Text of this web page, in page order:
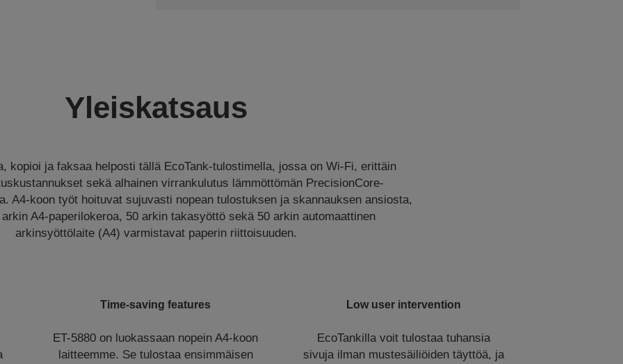
Yleiskatsaus
kopioi ja faksaa helposti tällä EcoTank-tulostimella, jossa on Wi-Fi, erittäin
sekä alhainen virrankulutus lämmöttömän PrecisionCore-
A4-koon työt hoituvat sujuvasti nopean tulostuksen ja skannauksen ansiosta,
A4-paperilokeroa, 50 arkin takasyöttö sekä 50 arkin automaattinen
arkinsyöttölaite (A4) varmistavat paperin riittoisuuden.
Time-saving features
ET-5880 on luokassaan nopein A4-koon
laitteemme. Se tulostaa ensimmäisen
Low user intervention
EcoTankilla voit tulostaa tuhansia
sivuja ilman mustesäiliöiden täyttöä, ja